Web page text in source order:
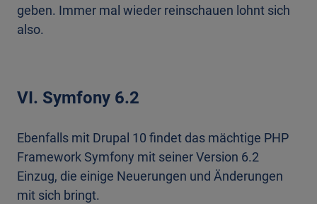
geben. Immer mal wieder reinschauen lohnt sich
also.
VI. Symfony 6.2
Ebenfalls mit Drupal 10 findet das mächtige PHP
Framework Symfony mit seiner Version 6.2
Einzug, die einige Neuerungen und Änderungen
mit sich bringt.